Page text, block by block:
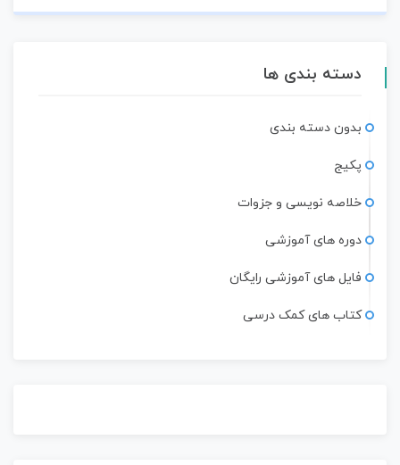
دسته بندی ها
بدون دسته بندی
پکیج
خلاصه نویسی و جزوات
دوره های آموزشی
فایل های آموزشی رایگان
کتاب های کمک درسی